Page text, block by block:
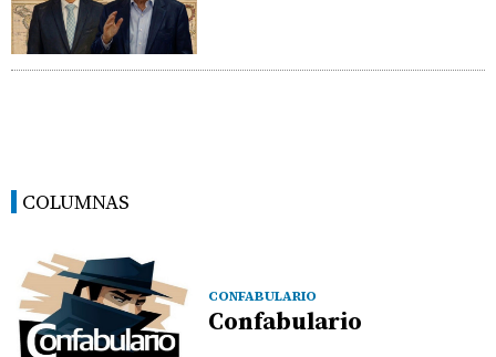
COLUMNAS
CONFABULARIO
Confabulario